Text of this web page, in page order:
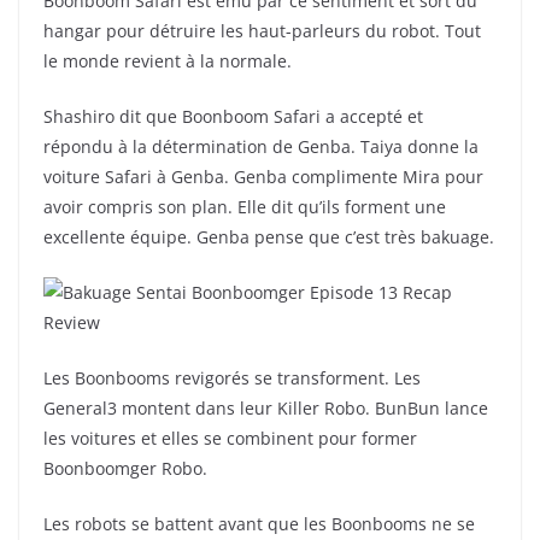
hangar pour détruire les haut-parleurs du robot. Tout
le monde revient à la normale.
Shashiro dit que Boonboom Safari a accepté et
répondu à la détermination de Genba. Taiya donne la
voiture Safari à Genba. Genba complimente Mira pour
avoir compris son plan. Elle dit qu’ils forment une
excellente équipe. Genba pense que c’est très bakuage.
Les Boonbooms revigorés se transforment. Les
General3 montent dans leur Killer Robo. BunBun lance
les voitures et elles se combinent pour former
Boonboomger Robo.
Les robots se battent avant que les Boonbooms ne se